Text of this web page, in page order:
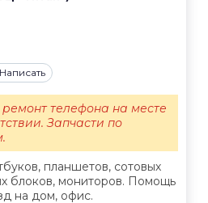
Написать
планшетов, сотовых
блоков, мониторов. Помощь
на дом, офис.
телефона на месте
Запчасти по